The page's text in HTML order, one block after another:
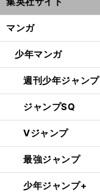
マンガ
少年マンガ
週刊少年ジャンプ
ジャンプSQ
Vジャンプ
最強ジャンプ
少年ジャンプ+